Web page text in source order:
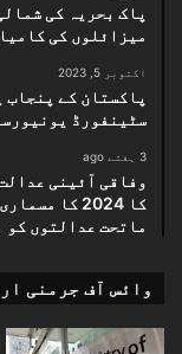
پاک بحریہ کی
میزائلوں کی
اکتوبر 5, 2023
پاکستان کے پنجاب
سٹینفورڈ
3 ہفتے ago
وفاقی آئینی
کا 2024 کا
ماتحت عدالتوں کو
وائس آف جرمنی